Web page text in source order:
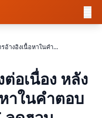
หุ้น Reddit ร่วงต่อเนื่อง หลังการอ้างอิงเนื้อหาในคำตอบ ChatGPT ลดฮวบ
อเนื่อง หลัง
าในคำตอบ